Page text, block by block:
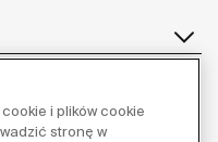
i plików cookie
stronę w